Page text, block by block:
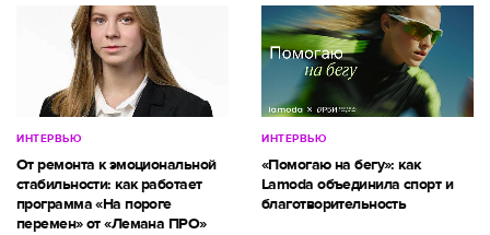
ИНТЕРВЬЮ
От ремонта к эмоциональной
стабильности: как работает
программа «На пороге
перемен» от «Лемана ПРО»
ИНТЕРВЬЮ
«Помогаю на бегу»: как
Lamoda объединила спорт и
благотворительность